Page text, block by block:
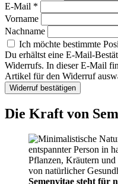
E-Mail *
Vorname
Nachname
Ich möchte bestimmte
Du erhältst eine E-Mail-
Widerrufs. In dieser E-Mail
Artikel für den Widerruf
Widerruf bestätigen
Die Kraft von
Semenvitae steht für